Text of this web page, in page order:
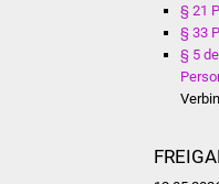
§ 21
§ 33
§ 5